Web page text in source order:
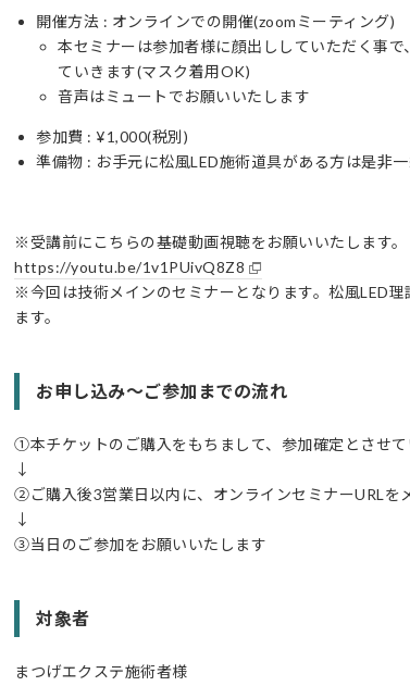
開催方法 : オンラインでの開催(zoomミーティング)
本セミナーは参加者様に顔出ししていただく事
ていきます(マスク着用OK)
音声はミュートでお願いいたします
参加費 : ¥1,000(税別)
準備物 : お手元に松風LED施術道具がある方は是非
※受講前にこちらの基礎動画視聴をお願いいたします。
https://youtu.be/1v1PUivQ8Z8
※今回は技術メインのセミナーとなります。松風LED理
ます。
お申し込み〜ご参加までの流れ
①本チケットのご購入をもちまして、参加確定とさせて
↓
②ご購入後3営業日以内に、オンラインセミナーURLを
↓
③当日のご参加をお願いいたします
対象者
まつげエクステ施術者様